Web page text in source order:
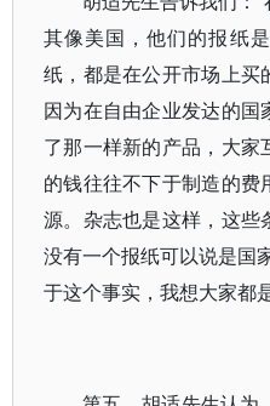
其像美国，他们的报纸
纸，都是在公开市场上买
因为在自由企业发达的
了那一样新的产品，大
的钱往往不下于制造的
源。杂志也是这样，这些
没有一个报纸可以说是国
于这个事实，我想大家都